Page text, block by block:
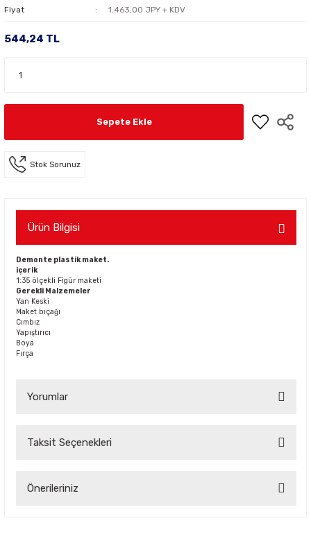
Fiyat 1.463,00 JPY + KDV
544,24 TL
Sepete Ekle
Stok Sorunuz
Ürün Bilgisi
Demonte plastik maket.
içerik
1:35 ölçekli Figür maketi
Gerekli Malzemeler
Yan Keski
Maket bıçağı
Cımbız
Yapıştırıcı
Boya
Fırça
Yorumlar
Taksit Seçenekleri
Önerileriniz